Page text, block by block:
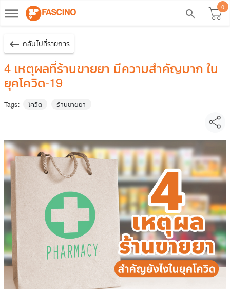
dehaze search
0
keyboard_backspace กลับไปที่รายการ
4 เหตุผลที่ร้านขายยา มีความสำคัญมาก ใน
ยุคโควิด-19
Tags: โควิด ร้านขายยา